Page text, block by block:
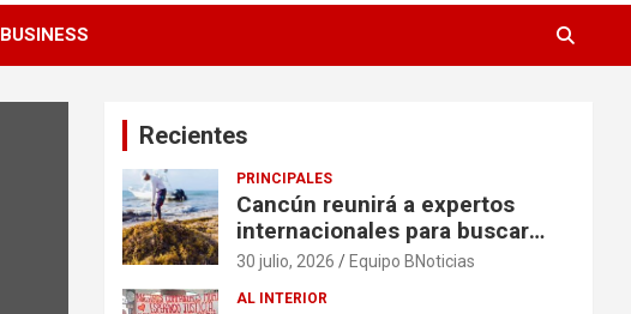
BUSINESS
Recientes
PRINCIPALES
Cancún reunirá a expertos
internacionales para buscar
soluciones al problema del
30 julio, 2026 Equipo BNoticias
AL INTERIOR